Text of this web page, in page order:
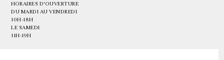
HORAIRES D'OUVERTURE
DU MARDI AU VENDREDI
10H-18H
LE SAMEDI
11H-19H